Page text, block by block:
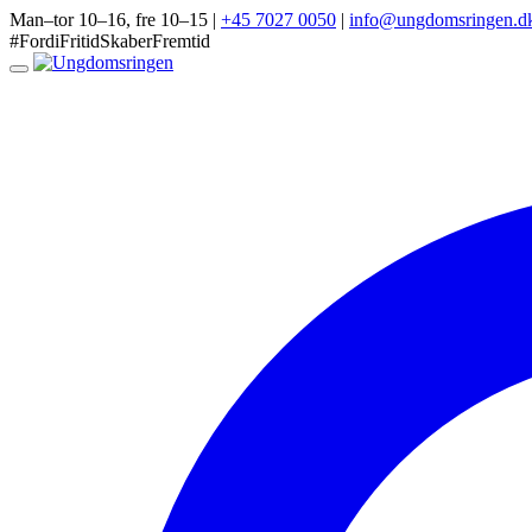
Man–tor 10–16, fre 10–15 | +45 7027 0050 |
#FordiFritidSkaberFremtid